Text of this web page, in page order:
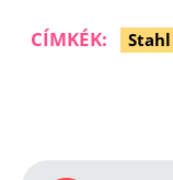
CÍMKÉK: